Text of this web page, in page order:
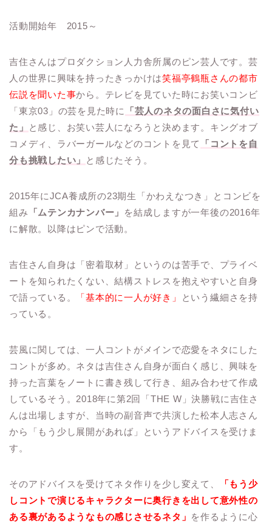
活動開始年 2015～
吉住さんはプロダクション人力舎所属のピン芸人です。芸
人の世界に興味を持ったきっかけは笑福亭鶴瓶さんの都市
伝説を聞いた事から。テレビを見ていた時にお笑いコンビ
「東京03」の芸を見た時に
「芸人のネタの面白さに気付い
た」
と感じ、お笑い芸人になろうと決めます。キングオブ
コメディ、ラバーガールなどのコントを見て
「コントを自
分も挑戦したい」
と感じたそう。
2015年にJCA養成所の23期生「かわえなつき」とコンビを
組み 「ムテンカナンバー」
を結成しますが一年後の2016年
に解散。以降はピンで活動。
吉住さん自身は「密着取材」というのは苦手で、プライベ
ートを知られたくない、結構ストレスを抱えやすいと自身
で語っている。
「基本的に一人が好き」
という繊細さを持
っている。
芸風に関しては、一人コントがメインで恋愛をネタにした
コントが多め。ネタは吉住さん自身が面白く感じ、興味を
持った言葉をノートに書き残して行き、組み合わせて作成
しているそう。2018年に第2回「THE W」決勝戦に吉住さ
んは出場しますが、当時の副音声で共演した松本人志さん
から「もう少し展開があれば」というアドバイスを受けま
す。
そのアドバイスを受けてネタ作りを少し変えて、
「もう少
しコントで演じるキャラクターに奥行きを出して意外性の
ある裏があるようなもの感じさせるネタ」 を作るように心